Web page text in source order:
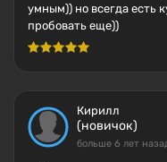
умным)) но всегда есть
пробовать еще))
Кирилл
(новичок)
больше 6 лет